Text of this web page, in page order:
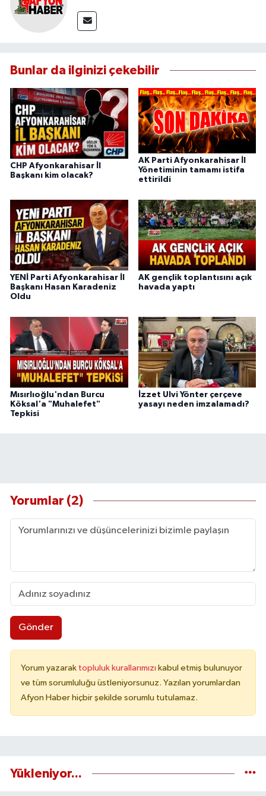
Bunlar da ilginizi çekebilir
CHP Afyonkarahisar İl
Başkanı kim olacak?
AK Parti Afyonkarahisar İl
Yönetiminin tamamı istifa
ettirildi
YENİ Parti Afyonkarahisar İl
Başkanı Hasan Karadeniz
Oldu
AK gençlik toplantısını açık
havada yaptı
Mısırlıoğlu'ndan Burcu
Köksal'a "Muhalefet"
Tepkisi
İzzet Ulvi Yönter çerçeve
yasayı neden imzalamadı?
Yorumlar (2)
Gönder
Yorum yazarak topluluk kurallarımızı kabul etmiş bulunuyor
ve tüm sorumluluğu üstleniyorsunuz. Yazılan yorumlardan
Afyon Haber hiçbir şekilde sorumlu tutulamaz.
Yükleniyor...